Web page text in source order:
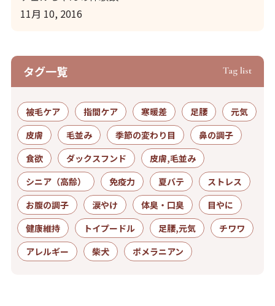
11月 10, 2016
タグ⼀覧 Tag list
被毛ケア 指間ケア 寒暖差 足腰
元気
皮膚
毛並み 季節の変わり目
鼻の調子
食欲
ダックスフンド
皮膚,毛並み
シニア（高齢）
免疫力 夏バテ
ストレス
お腹の調子
涙やけ 体臭・口臭
目やに
健康維持
トイプードル 足腰,元気
チワワ
アレルギー
柴犬 ポメラニアン